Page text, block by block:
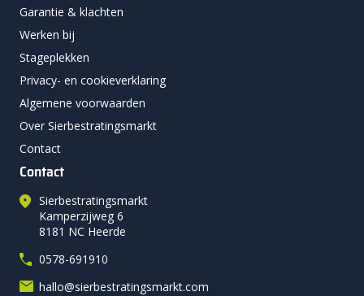
Garantie & klachten
Werken bij
Stageplekken
Privacy- en cookieverklaring
Algemene voorwaarden
Over Sierbestratingsmarkt
Contact
Contact
Sierbestratingsmarkt
Kamperzijweg 6
8181 NC Heerde
0578-691910
hallo@sierbestratingsmarkt.com